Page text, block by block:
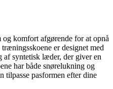
komfort afgørende for at opnå
er designet med
af syntetisk læder, der giver en
har både snørelukning og
tilpasse pasformen efter dine